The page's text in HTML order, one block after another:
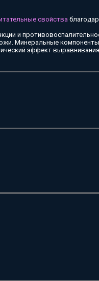
свойства
и
Минеральные
эффект